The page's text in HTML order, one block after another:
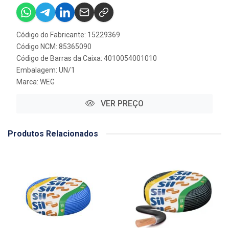
Código do Fabricante: 15229369
Código NCM: 85365090
Código de Barras da Caixa: 4010054001010
Embalagem: UN/1
Marca: WEG
VER PREÇO
Produtos Relacionados